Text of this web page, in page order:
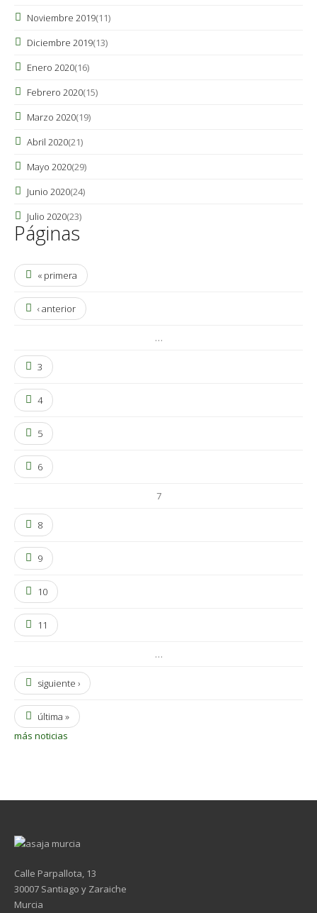
Noviembre 2019(11)
Diciembre 2019(13)
Enero 2020(16)
Febrero 2020(15)
Marzo 2020(19)
Abril 2020(21)
Mayo 2020(29)
Junio 2020(24)
Julio 2020(23)
Páginas
« primera
‹ anterior
…
3
4
5
6
7
8
9
10
11
…
siguiente ›
última »
más noticias
Calle Parpallota, 13
30007 Santiago y Zaraiche
Murcia